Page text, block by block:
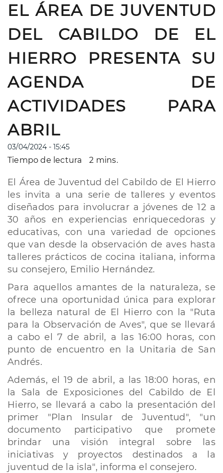
EL ÁREA DE JUVENTUD
DEL CABILDO DE EL
HIERRO PRESENTA SU
AGENDA DE
ACTIVIDADES PARA
ABRIL
03/04/2024 - 15:45
Tiempo de lectura 2 mins.
El Área de Juventud del Cabildo de El Hierro
les invita a una serie de talleres y eventos
diseñados para involucrar a jóvenes de 12 a
30 años en experiencias enriquecedoras y
educativas, con una variedad de opciones
que van desde la observación de aves hasta
talleres prácticos de cocina italiana, informa
su consejero, Emilio Hernández.
Para aquellos amantes de la naturaleza, se
ofrece una oportunidad única para explorar
la belleza natural de El Hierro con la "Ruta
para la Observación de Aves", que se llevará
a cabo el 7 de abril, a las 16:00 horas, con
punto de encuentro en la Unitaria de San
Andrés.
Además, el 19 de abril, a las 18:00 horas, en
la Sala de Exposiciones del Cabildo de El
Hierro, se llevará a cabo la presentación del
primer "Plan Insular de Juventud", "un
documento participativo que promete
brindar una visión integral sobre las
iniciativas y proyectos destinados a la
juventud de la isla", informa el consejero.